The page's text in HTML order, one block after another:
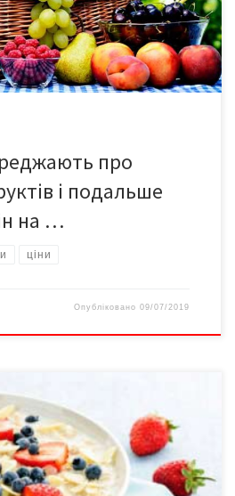
експорту Дмитро Крошка,
врожай втратимо через
про
і подальше
на …
ціни
Опубліковано09/07/2019
здорового життя і гарного вигляду.
допустиму порцію і правила
овочі, фрукти, каші та молочні
до набирання зайвої ваги. Вівсяна